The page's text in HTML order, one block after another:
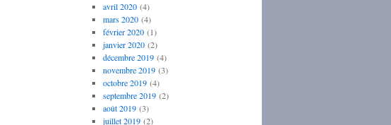
avril 2020(4)
mars 2020(4)
février 2020(1)
janvier 2020(2)
décembre 2019(4)
novembre 2019(3)
octobre 2019(4)
septembre 2019(2)
août 2019(3)
juillet 2019(2)